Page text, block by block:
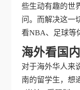
些生动有趣的世
问。而解决这一
看NBA、足球等
海外看国
对于海外华人来
南的留学生，想